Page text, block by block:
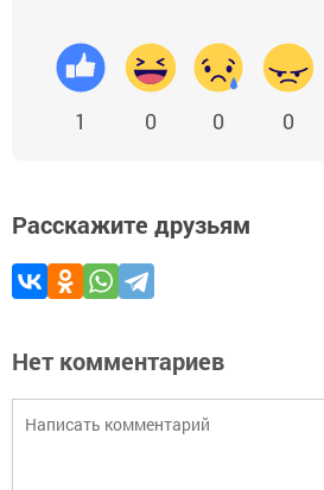
1 0 0 0
Расскажите друзьям
Нет комментариев